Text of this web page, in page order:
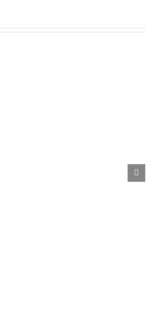
Carpet Tiles Karo Halı